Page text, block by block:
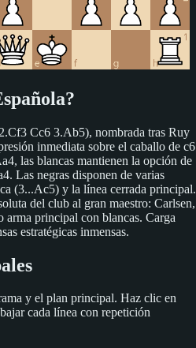
Cc6 3.Ab5), nombrada tras Ruy
inmediata sobre el caballo de c6
las blancas mantienen la opción de
Las negras disponen de varias
(3...Ac5) y la línea cerrada principal.
del club al gran maestro: Carlsen,
arma principal con blancas. Carga
estratégicas inmensas.
y el plan principal. Haz clic en
cada línea con repetición